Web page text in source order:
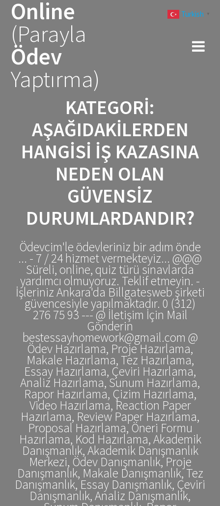
Online
(Parayla
Ödev
Yaptırma)
KATEGORI:
AŞAĞIDAKILERDEN
HANGISI IŞ KAZASINA
NEDEN OLAN
GÜVENSIZ
DURUMLARDANDIR?
Ödevcim'le ödevleriniz bir adım önde
... - 7 / 24 hizmet vermekteyiz... @@@
Süreli, online, quiz türü sınavlarda
yardımcı olmuyoruz. Teklif etmeyin. -
İşleriniz Ankara'da Billgatesweb şirketi
güvencesiyle yapılmaktadır. 0 (312)
276 75 93 --- @ İletişim İçin Mail
Gönderin
bestessayhomework@gmail.com @
Ödev Hazırlama, Proje Hazırlama,
Makale Hazırlama, Tez Hazırlama,
Essay Hazırlama, Çeviri Hazırlama,
Analiz Hazırlama, Sunum Hazırlama,
Rapor Hazırlama, Çizim Hazırlama,
Video Hazırlama, Reaction Paper
Hazırlama, Review Paper Hazırlama,
Proposal Hazırlama, Öneri Formu
Hazırlama, Kod Hazırlama, Akademik
Danışmanlık, Akademik Danışmanlık
Merkezi, Ödev Danışmanlık, Proje
Danışmanlık, Makale Danışmanlık, Tez
Danışmanlık, Essay Danışmanlık, Çeviri
Danışmanlık, Analiz Danışmanlık,
Turkish ▼